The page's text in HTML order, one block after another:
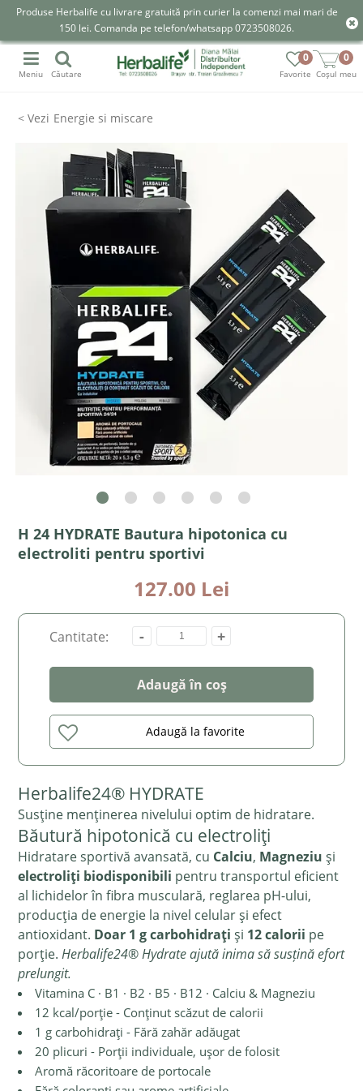
Produse Herbalife cu livrare gratuită prin curier la comenzi mai mari de
150 lei. Comanda pe telefon/whatsapp 0723508026.
Favorite
0
Coșul meu
0
Meniu Căutare
Energie si miscare
H 24 HYDRATE Bautura hipotonica cu
electroliti pentru sportivi
127.00 Lei
Herbalife24® HYDRATE
Susține menținerea nivelului optim de hidratare.
Băutură hipotonică cu electroliți
Hidratare sportivă avansată, cu Calciu, Magneziu și
electroliți biodisponibili pentru transportul eficient
al lichidelor în fibra musculară, reglarea pH-ului,
producția de energie la nivel celular și efect
antioxidant. Doar 1 g carbohidrați și 12 calorii pe
porție.Herbalife24® Hydrate ajută inima să susțină efort
prelungit.
Vitamina C · B1 · B2 · B5 · B12 · Calciu & Magneziu
12 kcal/porție - Conținut scăzut de calorii
1 g carbohidrați - Fără zahăr adăugat
20 plicuri - Porții individuale, ușor de folosit
Aromă răcoritoare de portocale
Cantitate: - +
Adaugă în coș
Adaugă la favorite